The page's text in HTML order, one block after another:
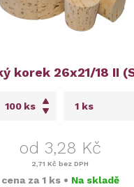
korek 26x21/18 II
ks
od 3,28 Kč
2,71 Kč bez DPH
cena za 1 ks • Na skladě